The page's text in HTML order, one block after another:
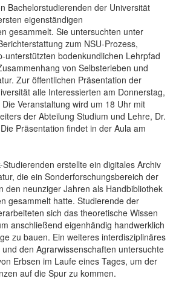
Bachelorstudierenden der Universität
eigenständigen
gesammelt. Sie untersuchten unter
zum NSU-Prozess,
unterstützten bodenkundlichen Lehrpfad
von Selbsterleben und
Zur öffentlichen Präsentation der
alle Interessierten am Donnerstag,
Veranstaltung wird um 18 Uhr mit
der Abteilung Studium und Lehre, Dr.
Präsentation findet in der Aula am
Studierenden erstellte ein digitales Archiv
die ein Sonderforschungsbereich der
den neunziger Jahren als Handbibliothek
gesammelt hatte. Studierende der
sich das theoretische Wissen
anschließend eigenhändig handwerklich
zu bauen. Ein weiteres interdisziplinäres
den Agrarwissenschaften untersuchte
Erbsen im Laufe eines Tages, um der
auf die Spur zu kommen.